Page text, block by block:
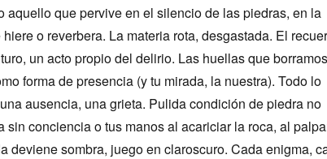
aquello que pervive en el silencio de las piedras, en la
o reverbera. La materia rota, desgastada. El
un acto propio del delirio. Las huellas que
forma de presencia (y tu mirada, la nuestra). Todo lo
ausencia, una grieta. Pulida condición de piedra no
sin conciencia o tus manos al acariciar la roca, al
deviene sombra, juego en claroscuro. Cada enigma,